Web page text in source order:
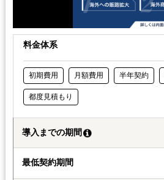
料金体系
初期費用 月額費用 半年契約
都度見積もり
導入までの期間
最低契約期間